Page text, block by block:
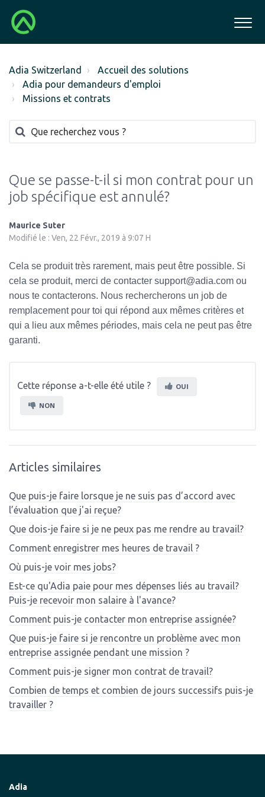
Adia Switzerland
Accueil des solutions
Adia pour demandeurs d'emploi
Missions et contrats
Que se passe-t-il si mon contrat pour un
job spécifique est annulé?
Maurice Suter
Modifié le : Ven, 22 Févr., 2019 à 9:07 H
Cela se produit très rarement, mais peut être possible. Si
cela se produit, merci de contacter support@adia.com ou
nous te contacterons. Nous rechercherons un job de
remplacement pour toi qui répond aux mêmes critères et
qui a lieu aux mêmes périodes, mais cela ne peut pas être
garanti.
Cette réponse a-t-elle été utile ? OUI
NON
Articles similaires
Que puis-je faire lorsque je ne suis pas d’accord avec
l’évaluation que j'ai reçue?
Que dois-je faire si je ne peux pas me rendre au travail?
Comment enregistrer mes heures de travail ?
Où puis-je voir mes jobs?
Est-ce qu'Adia paie pour mes dépenses liés au travail?
Puis-je recevoir mon salaire à l'avance?
Comment puis-je contacter mon entreprise assignée?
Que puis-je faire si je rencontre un problème avec mon
entreprise assignée pendant une mission ?
Comment puis-je signer mon contrat de travail?
Combien de temps et combien de jours successifs puis-je
travailler ?
Adia